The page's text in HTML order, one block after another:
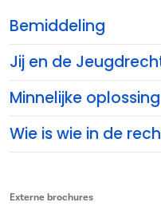
Bemiddeling
Jij en de
Minnelijke
Wie is wie in de
Externe brochures